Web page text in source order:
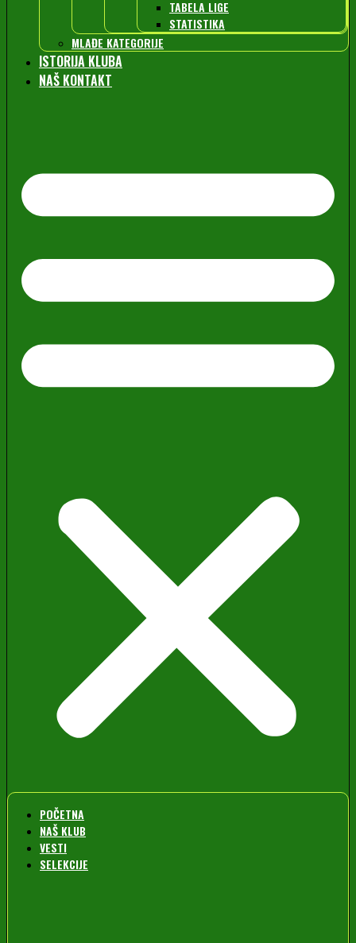
TABELA LIGE
STATISTIKA
MLAĐE KATEGORIJE
ISTORIJA KLUBA
NAŠ KONTAKT
POČETNA
NAŠ KLUB
VESTI
SELEKCIJE